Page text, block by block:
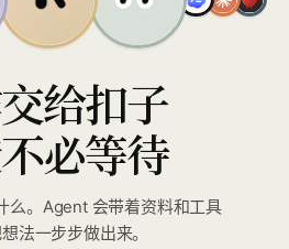
给扣子
必等待
么。Agent 会带着资料和工具
法一步步做出来。